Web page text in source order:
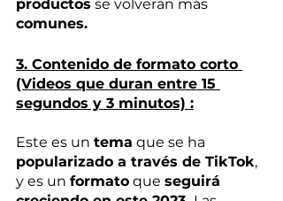
productos se volverán más
comunes.
3. Contenido de formato corto
(Videos que duran entre 15
segundos y 3 minutos) :
Este es un tema que se ha
popularizado a través de TikTok,
y es un formato que seguirá